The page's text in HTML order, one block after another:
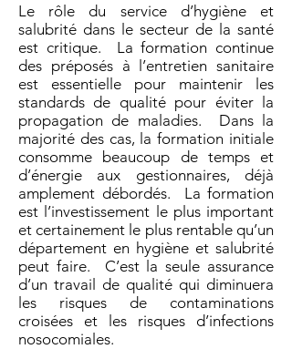
Le rôle du service d’hygiène et
salubrité dans le secteur de la santé
est critique. La formation continue
des préposés à l’entretien sanitaire
est essentielle pour maintenir les
standards de qualité pour éviter la
propagation de maladies. Dans la
majorité des cas, la formation initiale
consomme beaucoup de temps et
d’énergie aux gestionnaires, déjà
amplement débordés. La formation
est l’investissement le plus important
et certainement le plus rentable qu’un
département en hygiène et salubrité
peut faire. C’est la seule assurance
d’un travail de qualité qui diminuera
les risques de contaminations
croisées et les risques d’infections
nosocomiales.